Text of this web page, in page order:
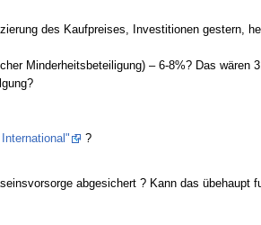
des Kaufpreises, Investitionen gestern,
Minderheitsbeteiligung) – 6-8%? Das wären
?
abgesichert ? Kann das übehaupt